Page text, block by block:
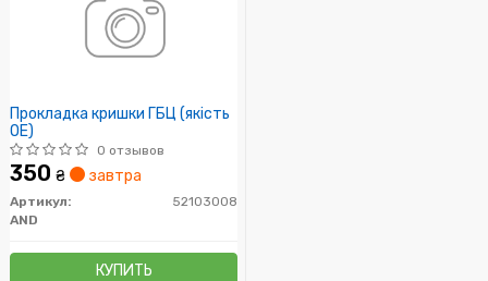
Прокладка кришки ГБЦ (якість
OE)
0 отзывов
350 ₴ завтра
Артикул:
52103008
AND
КУПИТЬ